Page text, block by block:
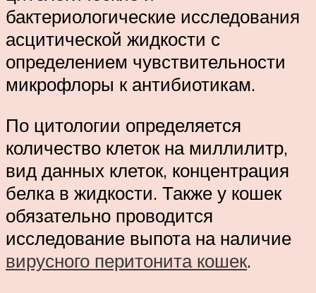
бактериологические исследования
асцитической жидкости с
определением чувствительности
микрофлоры к антибиотикам.
По цитологии определяется
количество клеток на миллилитр,
вид данных клеток, концентрация
белка в жидкости. Также у кошек
обязательно проводится
исследование выпота на наличие
вирусного перитонита кошек.